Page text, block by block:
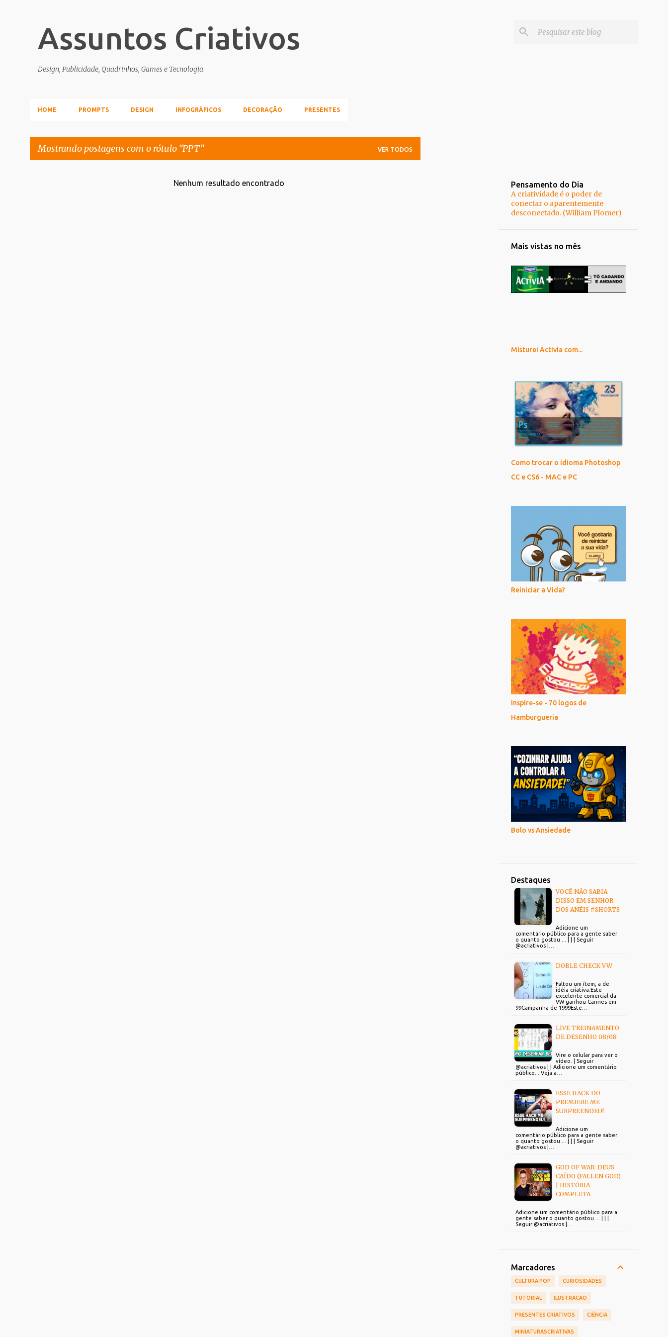
Assuntos Criativos
Design, Publicidade, Quadrinhos, Games e Tecnologia
HOME PROMPTS DESIGN INFOGRÁFICOS DECORAÇÃO PRESENTES
Mostrando postagens com o rótulo PPT VER TODOS
Nenhum resultado encontrado
Pensamento do Dia
A criatividade é o poder de
conectar o aparentemente
desconectado. (William Plomer)
Mais vistas no mês
Misturei Activia com...
Como trocar o idioma Photoshop
CC e CS6 - MAC e PC
Reiniciar a Vida?
Inspire-se - 70 logos de
Hamburgueria
Bolo vs Ansiedade
Destaques
VOCÊ NÃO SABIA
DISSO EM SENHOR
DOS ANÉIS #SHORTS
Adicione um
comentário público para a gente saber
o quanto gostou ... | | | Seguir
@acriativos |…
DOBLE CHECK VW
Faltou um ítem, a de
idéia criativa.Este
excelente comercial da
VW ganhou Cannes em
99Campanha de 1999Este…
LIVE TREINAMENTO
DE DESENHO 08/08
Vire o celular para ver o
vídeo. | Seguir
@acriativos | | Adicione um comentário
público... Veja a…
ESSE HACK DO
PREMIERE ME
SURPREENDEU!
Adicione um
comentário público para a gente saber
o quanto gostou ... | | | Seguir
@acriativos |…
GOD OF WAR: DEUS
CAÍDO (FALLEN GOD)
| HISTÓRIA
COMPLETA
Adicione um comentário público para a
gente saber o quanto gostou ... | | |
Seguir @acriativos |…
Marcadores
CULTURA POP CURIOSIDADES
TUTORIAL ILUSTRACAO
PRESENTES CRIATIVOS CIÊNCIA
MINIATURASCRIATIVAS